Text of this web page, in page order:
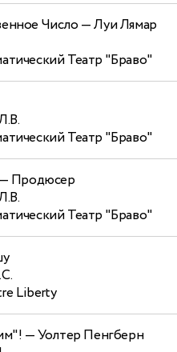
Число — Луи Лямар
Театр "Браво"
Театр "Браво"
— Продюсер
Театр "Браво"
Liberty
— Уолтер Пенгберн